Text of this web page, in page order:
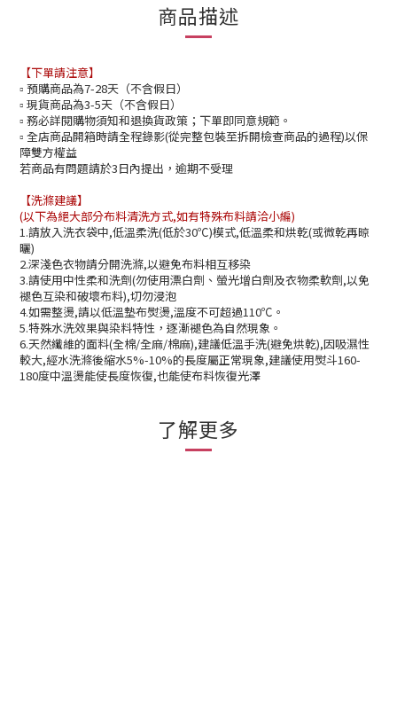
商品描述
【下單請注意】
▫️ 預購商品為7-28天（不含假日）
▫️ 現貨商品為3-5天（不含假日）
▫️ 務必詳閱購物須知和退換貨政策；下單即同意規範。
▫️ 全店商品開箱時請全程錄影(從完整包裝至拆開檢查商品的過程)以保
障雙方權益
若商品有問題請於3日內提出，逾期不受理
【洗滌建議】
(以下為絕大部分布料清洗方式,如有特殊布料請洽小編)
1.請放入洗衣袋中,低溫柔洗(低於30℃)模式,低溫柔和烘乾(或微乾再晾
曬)
2.深淺色衣物請分開洗滌,以避免布料相互移染
3.請使用中性柔和洗劑(勿使用漂白劑、螢光增白劑及衣物柔軟劑,以免
褪色互染和破壞布料),切勿浸泡
4.如需整燙,請以低溫墊布熨燙,溫度不可超過110℃。
5.特殊水洗效果與染料特性，逐漸褪色為自然現象。
6.天然纖維的面料(全棉/全麻/棉麻),建議低溫手洗(避免烘乾),因吸濕性
較大,經水洗滌後縮水5%-10%的長度屬正常現象,建議使用熨斗160-
180度中溫燙能使長度恢復,也能使布料恢復光澤
了解更多